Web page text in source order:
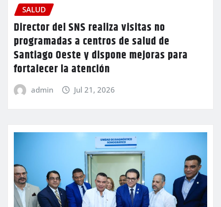
SALUD
Director del SNS realiza visitas no
programadas a centros de salud de
Santiago Oeste y dispone mejoras para
fortalecer la atención
admin Jul 21, 2026